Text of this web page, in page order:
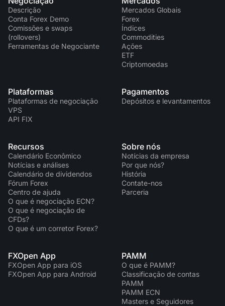
Descrição
Conta Forex Demo
Comissões e swaps
(rollovers)
Ferramentas de Negociante
Mercados Globais
Forex
Índices
Commodities
Ações
ETF
Criptomoedas
Plataformas
Plataformas de negociação
VPS
API FIX
Pagamentos
Depósitos e levantamentos
Recursos
Calendário Econômico
Notícias e análises
Calendário de dividendos
Fórum Forex
Centro de ajuda
O que é negociação ECN?
O que é negociação de
CFDs?
O que é um corretor Forex?
Sobre nós
Notícias da empresa
Por que nós?
História
Contate-nos
Parceria
FXOpen App
FXOpen App para iOS
FXOpen App para Android
PAMM
O que é PAMM?
Classificação de contas
PAMM
PAMM ECN
Masters e Seguidores